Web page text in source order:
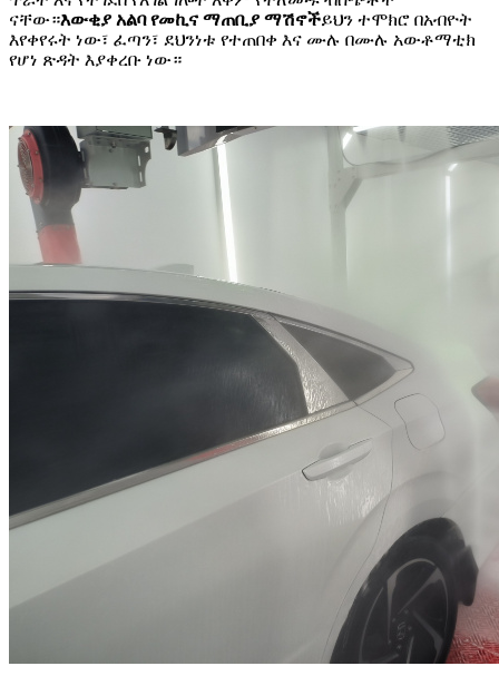
ናቸው።እውቂያ አልባ የመኪና ማጠቢያ ማሽኖችይህን ተሞክሮ በአብዮት
እየቀየሩት ነው፣ ፈጣን፣ ደህንነቱ የተጠበቀ እና ሙሉ በሙሉ አውቶማቲክ
የሆነ ጽዳት እያቀረቡ ነው።